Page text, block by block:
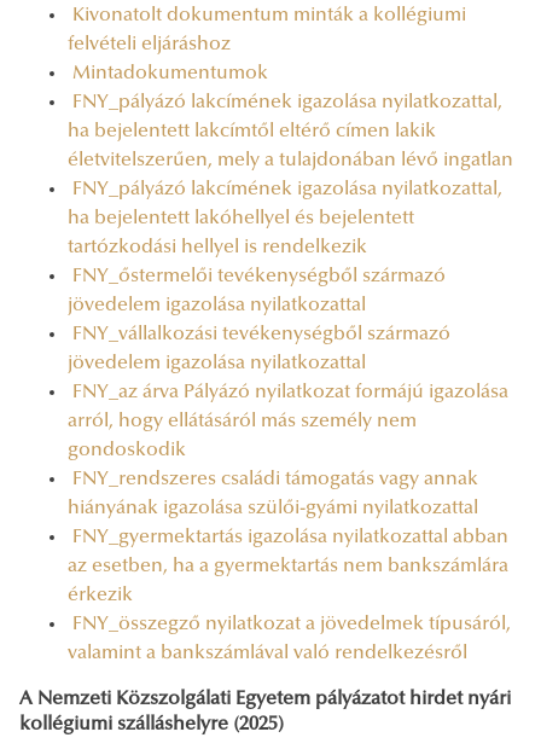
Kivonatolt dokumentum minták a kollégiumi
felvételi eljáráshoz
Mintadokumentumok
FNY_pályázó lakcímének igazolása nyilatkozattal,
ha bejelentett lakcímtől eltérő címen lakik
életvitelszerűen, mely a tulajdonában lévő ingatlan
FNY_pályázó lakcímének igazolása nyilatkozattal,
ha bejelentett lakóhellyel és bejelentett
tartózkodási hellyel is rendelkezik
FNY_őstermelői tevékenységből származó
jövedelem igazolása nyilatkozattal
FNY_vállalkozási tevékenységből származó
jövedelem igazolása nyilatkozattal
FNY_az árva Pályázó nyilatkozat formájú igazolása
arról, hogy ellátásáról más személy nem
gondoskodik
FNY_rendszeres családi támogatás vagy annak
hiányának igazolása szülői-gyámi nyilatkozattal
FNY_gyermektartás igazolása nyilatkozattal abban
az esetben, ha a gyermektartás nem bankszámlára
érkezik
FNY_összegző nyilatkozat a jövedelmek típusáról,
valamint a bankszámlával való rendelkezésről
A Nemzeti Közszolgálati Egyetem pályázatot hirdet nyári
kollégiumi szálláshelyre (2025)